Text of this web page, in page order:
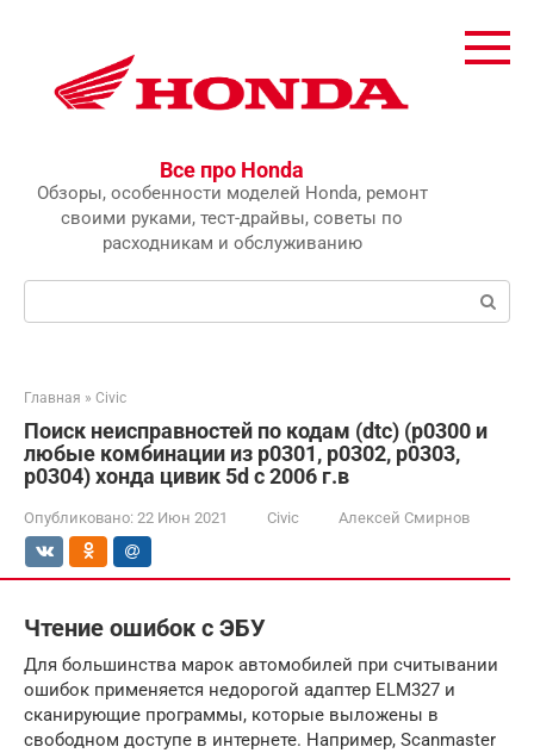
Все про Honda
Обзоры, особенности моделей Honda, ремонт
своими руками, тест-драйвы, советы по
расходникам и обслуживанию
Главная » Civic
Поиск неисправностей по кодам (dtc) (p0300 и
любые комбинации из p0301, p0302, p0303,
p0304) хонда цивик 5d с 2006 г.в
Опубликовано: 22 Июн 2021 Civic Алексей Смирнов
Чтение ошибок с ЭБУ
Для большинства марок автомобилей при считывании
ошибок применяется недорогой адаптер ELM327 и
сканирующие программы, которые выложены в
свободном доступе в интернете. Например, Scanmaster